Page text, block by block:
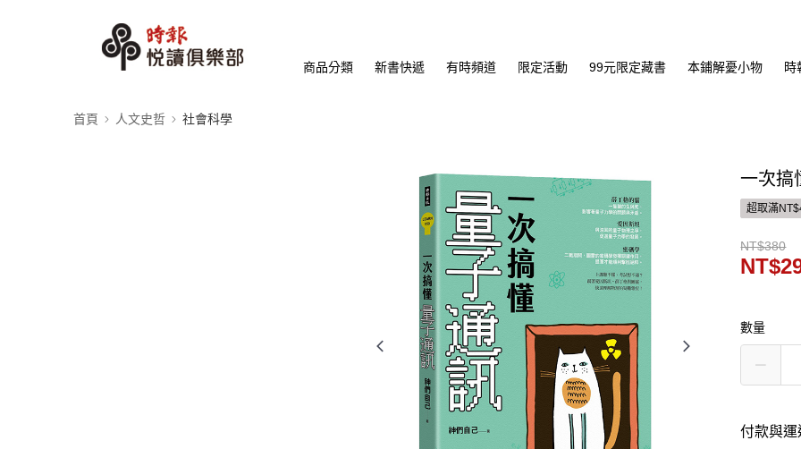
商品分類 新書快遞 有時頻道 限定活動 99元限定藏書 本鋪解憂小物 時
首頁 人文史哲 社會科學
一次搞
超取滿
NT$380
數量
付款與運